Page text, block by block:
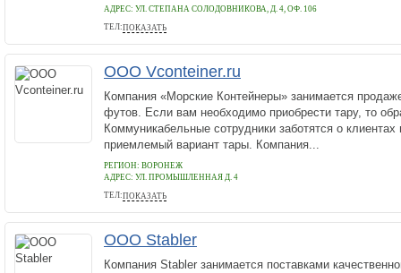
АДРЕС: УЛ. СТЕПАНА СОЛОДОВНИКОВА, Д. 4, ОФ. 106
ТЕЛ:ПОКАЗАТЬ
+74732016737
ООО Vconteiner.ru
Компания «Морские Контейнеры» занимается
футов. Если вам необходимо приобрести тару, то
Коммуникабельные сотрудники заботятся о
приемлемый вариант тары. Компания...
РЕГИОН: ВОРОНЕЖ
АДРЕС: УЛ. ПРОМЫШЛЕННАЯ Д. 4
ТЕЛ:ПОКАЗАТЬ
+79872117700
ООО Stabler
Компания Stabler занимается поставками